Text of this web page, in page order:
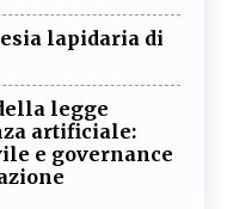
lapidaria di
legge
artificiale:
e governance